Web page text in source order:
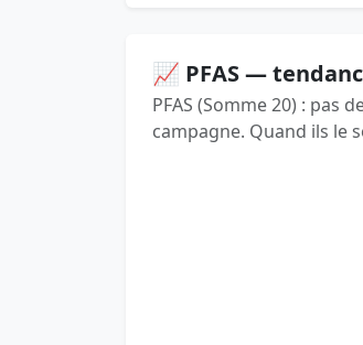
📈 PFAS —
PFAS (Somme 20) : pas
campagne. Quand ils le